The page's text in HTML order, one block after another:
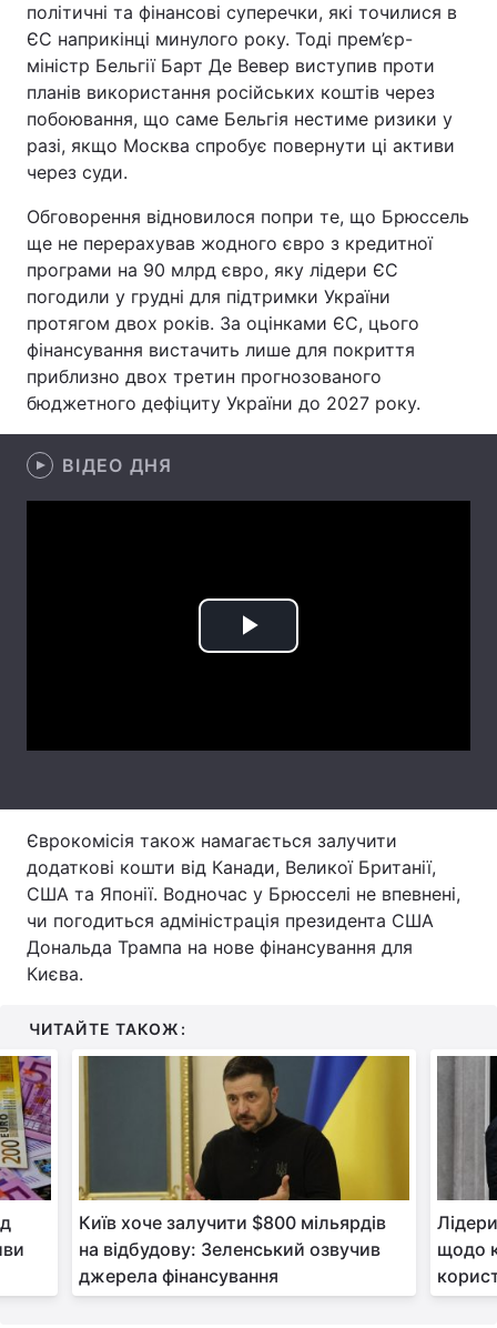
Здоров'я Туризм
Цікавинки Погода
Екологія Регіони
Лонгріди
Відео з Youtube Статті
Інтерв'ю Думки
Архів Вакансії
Контакти
політичні та фінансові суперечки, які точилися в
ЄС наприкінці минулого року. Тоді прем’єр-
міністр Бельгії Барт Де Вевер виступив проти
планів використання російських коштів через
побоювання, що саме Бельгія нестиме ризики у
разі, якщо Москва спробує повернути ці активи
через суди.
Обговорення відновилося попри те, що Брюссель
ще не перерахував жодного євро з кредитної
програми на 90 млрд євро, яку лідери ЄС
погодили у грудні для підтримки України
протягом двох років. За оцінками ЄС, цього
фінансування вистачить лише для покриття
приблизно двох третин прогнозованого
бюджетного дефіциту України до 2027 року.
ВІДЕО ДНЯ
Play
Єврокомісія також намагається залучити
додаткові кошти від Канади, Великої Британії,
США та Японії. Водночас у Брюсселі не впевнені,
чи погодиться адміністрація президента США
Дональда Трампа на нове фінансування для
Києва.
ЧИТАЙТЕ ТАКОЖ:
Київ хоче залучити $800 мільярдів
на відбудову: Зеленський озвучив
джерела фінансування
щодо